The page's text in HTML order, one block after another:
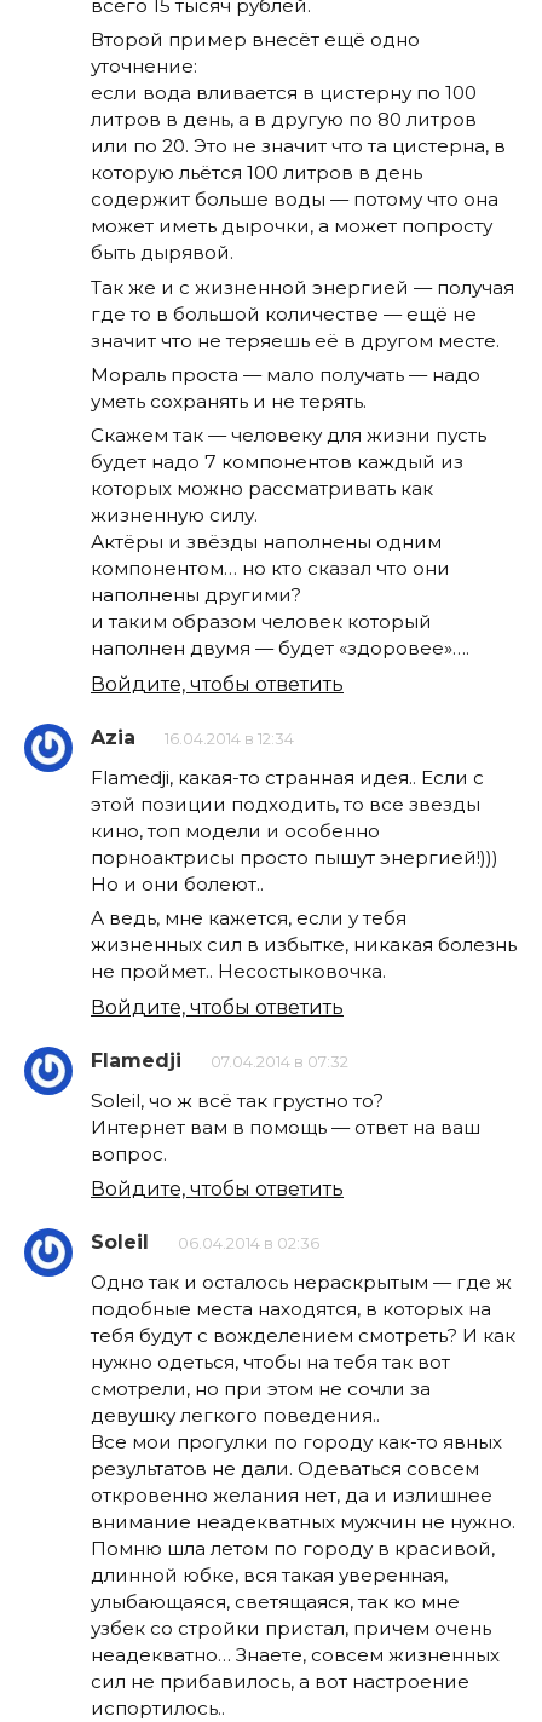
всего 15 тысяч рублей.
Второй пример внесёт ещё одно
уточнение:
если вода вливается в цистерну по 100
литров в день, а в другую по 80 литров
или по 20. Это не значит что та цистерна, в
которую льётся 100 литров в день
содержит больше воды — потому что она
может иметь дырочки, а может попросту
быть дырявой.
Так же и с жизненной энергией — получая
где то в большой количестве — ещё не
значит что не теряешь её в другом месте.
Мораль проста — мало получать — надо
уметь сохранять и не терять.
Скажем так — человеку для жизни пусть
будет надо 7 компонентов каждый из
которых можно рассматривать как
жизненную силу.
Актёры и звёзды наполнены одним
компонентом… но кто сказал что они
наполнены другими?
и таким образом человек который
наполнен двумя — будет «здоровее»….
Войдите, чтобы ответить
Azia 16.04.2014 в 12:34
Flamedji, какая-то странная идея.. Если с
этой позиции подходить, то все звезды
кино, топ модели и особенно
порноактрисы просто пышут энергией!)))
Но и они болеют..
А ведь, мне кажется, если у тебя
жизненных сил в избытке, никакая болезнь
не проймет.. Несостыковочка.
Войдите, чтобы ответить
Flamedji 07.04.2014 в 07:32
Soleil, чо ж всё так грустно то?
Интернет вам в помощь — ответ на ваш
вопрос.
Войдите, чтобы ответить
Soleil 06.04.2014 в 02:36
Одно так и осталось нераскрытым — где ж
подобные места находятся, в которых на
тебя будут с вожделением смотреть? И как
нужно одеться, чтобы на тебя так вот
смотрели, но при этом не сочли за
девушку легкого поведения..
Все мои прогулки по городу как-то явных
результатов не дали. Одеваться совсем
откровенно желания нет, да и излишнее
внимание неадекватных мужчин не нужно.
Помню шла летом по городу в красивой,
длинной юбке, вся такая уверенная,
улыбающаяся, светящаяся, так ко мне
узбек со стройки пристал, причем очень
неадекватно… Знаете, совсем жизненных
сил не прибавилось, а вот настроение
испортилось..